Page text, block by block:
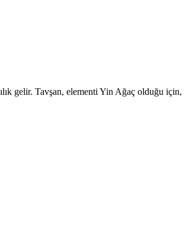
gelir. Tavşan, elementi Yin Ağaç olduğu için,